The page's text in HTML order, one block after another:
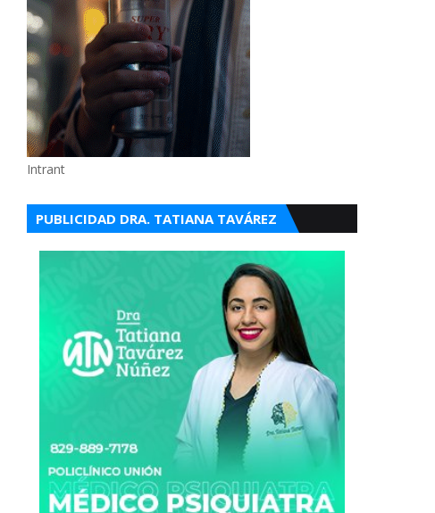
Intrant
PUBLICIDAD DRA. TATIANA TAVÁREZ